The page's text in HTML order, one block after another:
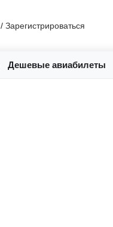
/ Зарегистрироваться
Дешевые авиабилеты